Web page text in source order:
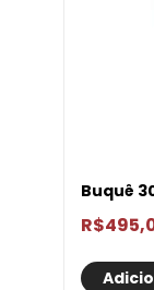
Buquê
R$